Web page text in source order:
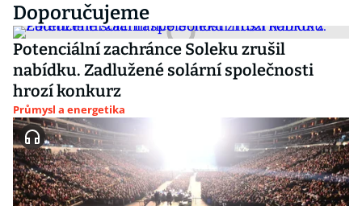
Doporučujeme
Potenciální zachránce Soleku zrušil
nabídku. Zadlužené solární společnosti
hrozí konkurz
Průmysl a energetika